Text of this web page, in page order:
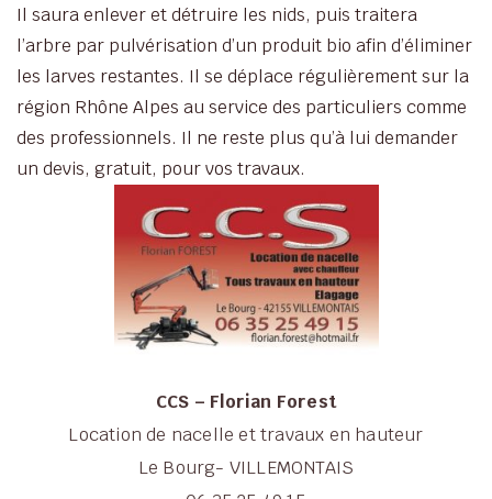
Il saura enlever et détruire les nids, puis traitera
l’arbre par pulvérisation d’un produit bio afin d’éliminer
les larves restantes. Il se déplace régulièrement sur la
région Rhône Alpes au service des particuliers comme
des professionnels. Il ne reste plus qu’à lui demander
un devis, gratuit, pour vos travaux.
CCS – Florian Forest
Location de nacelle et travaux en hauteur
Le Bourg- VILLEMONTAIS